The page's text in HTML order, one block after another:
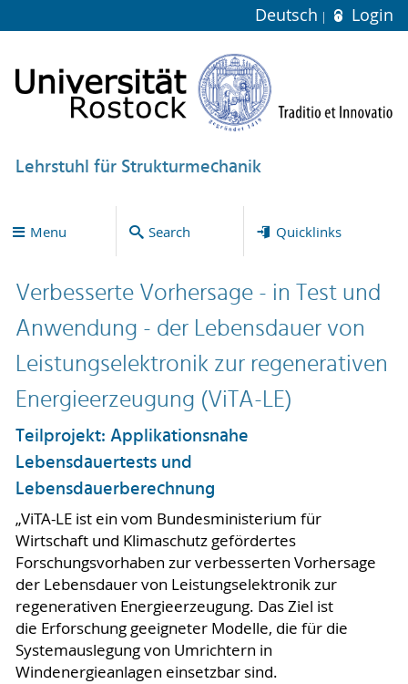
Deutsch Login
Lehrstuhl für Strukturmechanik
Menu Search Quicklinks
Verbesserte Vorhersage - in Test und
Anwendung - der Lebensdauer von
Leistungselektronik zur regenerativen
Energieerzeugung (ViTA-LE)
Teilprojekt: Applikationsnahe
Lebensdauertests und
Lebensdauerberechnung
„ViTA-LE ist ein vom Bundesministerium für
Wirtschaft und Klimaschutz gefördertes
Forschungsvorhaben zur verbesserten Vorhersage
der Lebensdauer von Leistungselektronik zur
regenerativen Energieerzeugung. Das Ziel ist
die Erforschung geeigneter Modelle, die für die
Systemauslegung von Umrichtern in
Windenergieanlagen einsetzbar sind.